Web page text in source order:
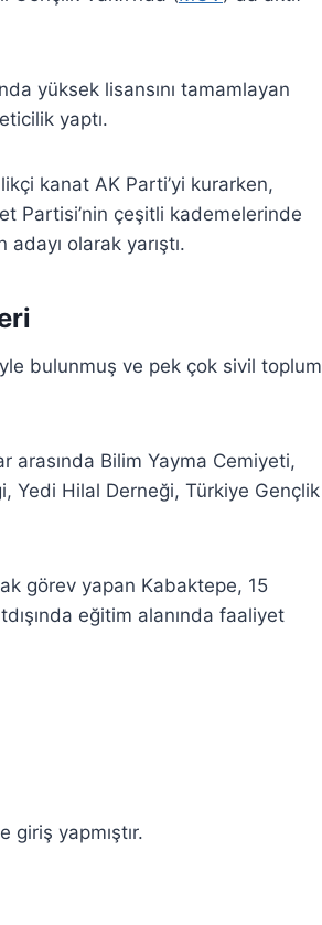
yüksek lisansını tamamlayan
yaptı.
kanat AK Parti’yi kurarken,
Partisi’nin çeşitli kademelerinde
olarak yarıştı.
bulunmuş ve pek çok sivil toplum
arasında Bilim Yayma Cemiyeti,
Yedi Hilal Derneği, Türkiye Gençlik
görev yapan Kabaktepe, 15
eğitim alanında faaliyet
yapmıştır.